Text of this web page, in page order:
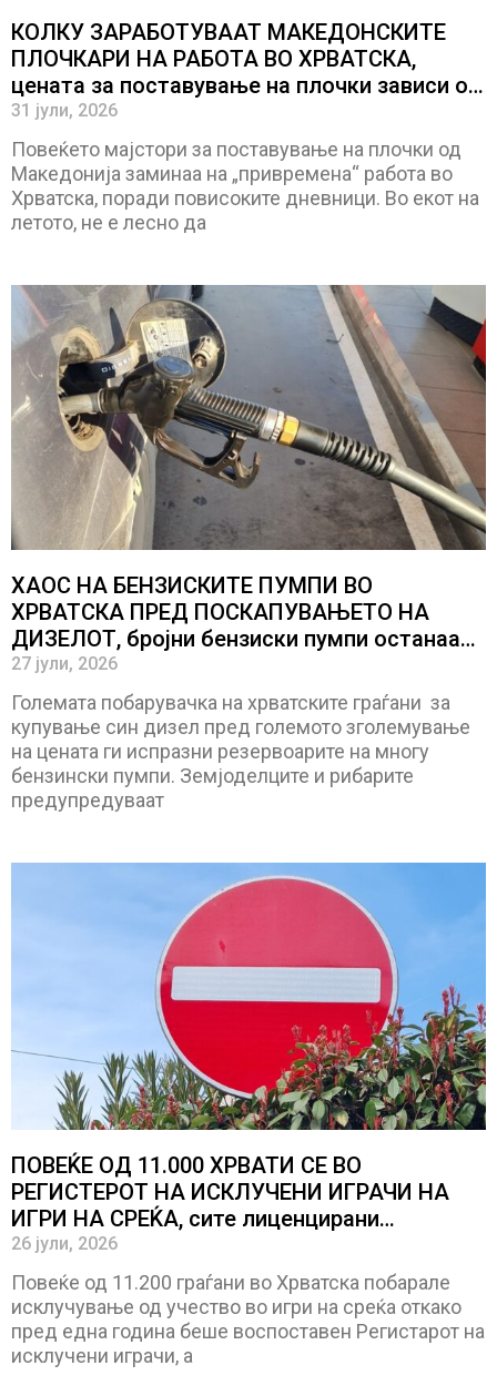
КОЛКУ ЗАРАБОТУВААТ МАКЕДОНСКИТЕ
ПЛОЧКАРИ НА РАБОТА ВО ХРВАТСКА,
цената за поставување на плочки зависи од
многу фактори, најниската цена е 25 евра за
квадрат
31 јули, 2026
Повеќето мајстори за поставување на плочки од
Македонија заминаа на „привремена“ работа во
Хрватска, поради повисоките дневници. Во екот на
летото, не е лесно да
ХАОС НА БЕНЗИСКИТЕ ПУМПИ ВО
ХРВАТСКА ПРЕД ПОСКАПУВАЊЕТО НА
ДИЗЕЛОТ, бројни бензиски пумпи останаа
без син дизел
27 јули, 2026
Големата побарувачка на хрватските граѓани за
купување син дизел пред големото зголемување
на цената ги испразни резервоарите на многу
бензински пумпи. Земјоделците и рибарите
предупредуваат
ПОВЕЌЕ ОД 11.000 ХРВАТИ СЕ ВО
РЕГИСТЕРОТ НА ИСКЛУЧЕНИ ИГРАЧИ НА
ИГРИ НА СРЕЌА, сите лиценцирани
организатори на игри мора да проверат
дали некое лице е регистриран зависник од
коцкање
26 јули, 2026
Повеќе од 11.200 граѓани во Хрватска побарале
исклучување од учество во игри на среќа откако
пред една година беше воспоставен Регистарот на
исклучени играчи, а